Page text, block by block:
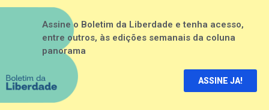
Assine o Boletim da Liberdade e tenha acesso,
entre outros, às edições semanais da coluna
panorama
ASSINE JA!